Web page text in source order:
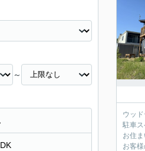
ウッ
駐車
お住
お客
～